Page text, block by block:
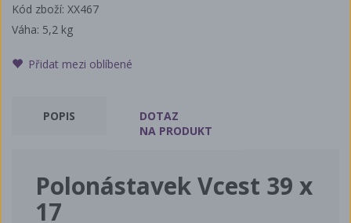
Kód zboží: XX467
Váha: 5,2 kg
Přidat mezi oblíbené
POPIS
DOTAZ
NA PRODUKT
Polonástavek Vcest 39 x
17